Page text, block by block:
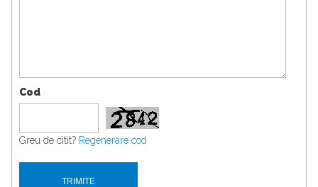
Cod
Greu de citit? Regenerare cod